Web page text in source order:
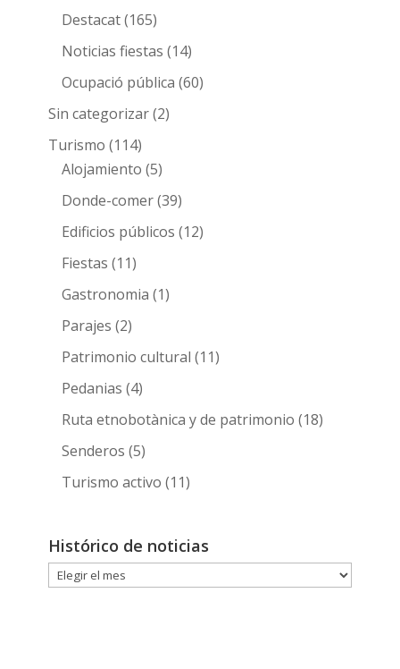
Destacat(165)
Noticias fiestas (14)
Ocupació pública (60)
Sin categorizar(2)
Turismo (114)
Alojamiento (5)
Donde-comer(39)
Edificios públicos (12)
Fiestas (11)
Gastronomia (1)
Parajes (2)
Patrimonio cultural (11)
Pedanias (4)
Ruta etnobotànica y de patrimonio (18)
Senderos (5)
Turismo activo (11)
Histórico de noticias
Histórico